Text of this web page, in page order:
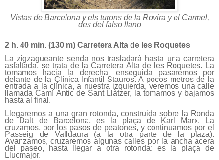
Vistas de Barcelona y els turons de la Rovira y el Carmel,
des del falso llano
2 h. 40 min. (130 m) Carretera Alta de les Roquetes
La zigzagueante senda nos trasladará hasta una carretera
asfaltada, se trata de la Carretera Alta de les Roquetes. La
tomamos hacia la derecha, enseguida pasaremos por
delante de la Clínica Infantil Stauros. A pocos metros de la
entrada a la clínica, a nuestra izquierda, veremos una calle
llamada Camí Antic de Sant Llàtzer, la tomamos y bajamos
hasta al final.
Llegaremos a una gran rotonda, construida sobre la Ronda
de Dalt de Barcelona, es la plaça de Karl Marx. La
cruzamos, por los pasos de peatones, y continuamos por el
Passeig de Valldaura (a la otra parte de la plaza).
Avanzamos, cruzaremos algunas calles por la ancha acera
del paseo, hasta llegar a otra rotonda: es la plaça de
Llucmajor.